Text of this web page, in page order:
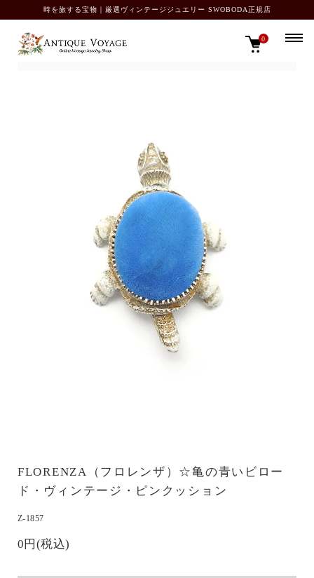
時を旅する宝物｜厳選ヴィンテージジュエリー SWOBODA正規店
0
TOP SOLD OUT カタログ
FLORENZA（フロレンザ）☆亀の青いビロー
ド・ヴィンテージ・ピンクッション
Z-1857
0円(税込)